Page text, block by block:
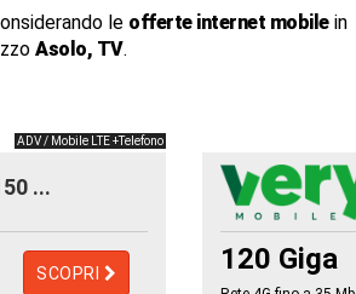
le offerte internet mobilein
Asolo, TV.
ADV / Mobile LTE +Telefono
...
SCOPRI 120 Giga